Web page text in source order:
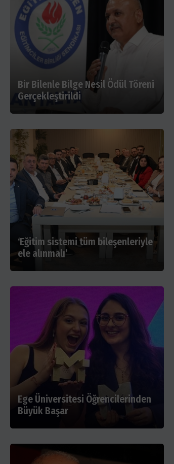
Bir Bilenle Bilge Nesil Ödül Töreni
Gerçekleştirildi
‘Eğitim sistemi tüm bileşenleriyle
ele alınmalı’
Ege Üniversitesi Öğrencilerinden
Büyük Başar